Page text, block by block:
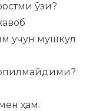
ўзи?
учун мушкул
ҳам.